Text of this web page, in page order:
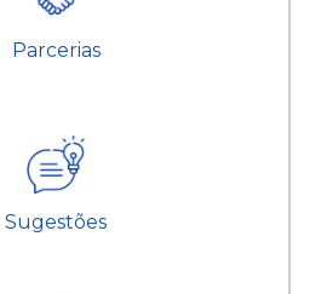
Parcerias
Sugestões